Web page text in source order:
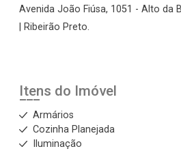
Avenida João Fiúsa, 1051 - Alto da
| Ribeirão Preto.
Itens do Imóvel
Armários
Cozinha Planejada
Iluminação